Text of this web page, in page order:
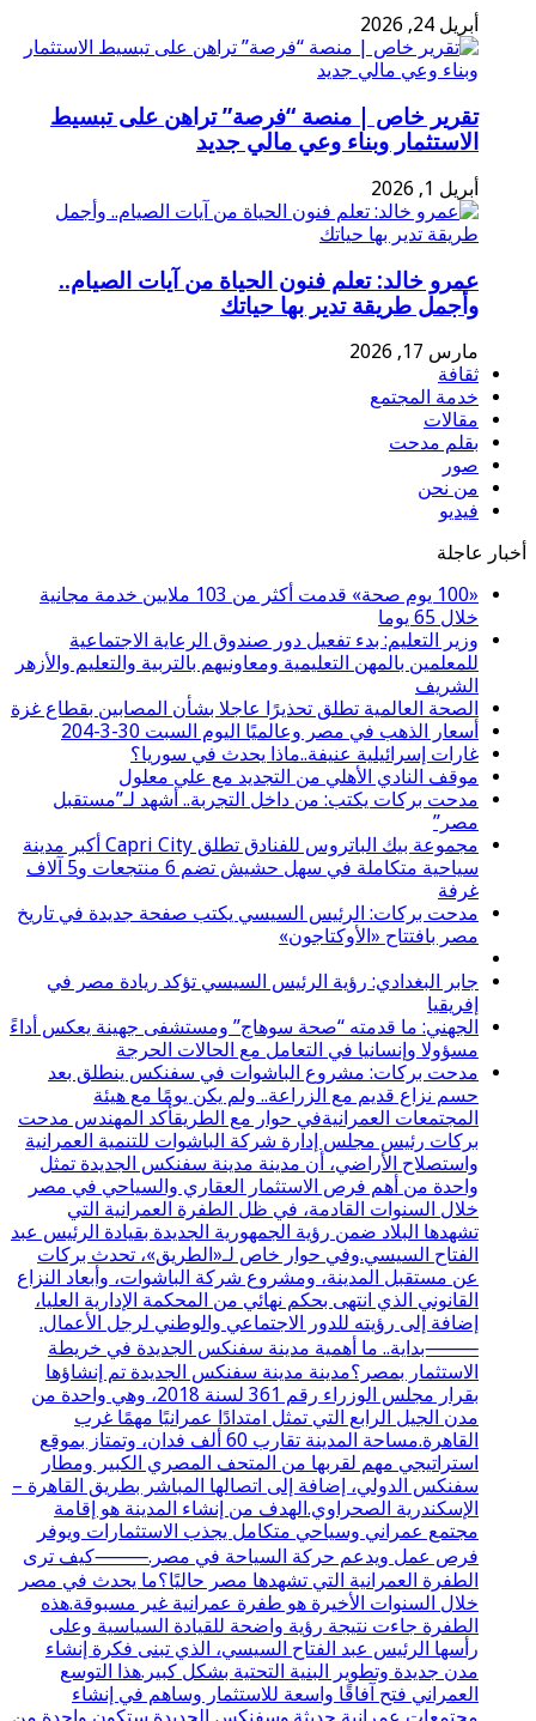
أبريل 24, 2026
تقرير خاص | منصة “فرصة” تراهن على تبسيط
الاستثمار وبناء وعي مالي جديد
أبريل 1, 2026
عمرو خالد: تعلم فنون الحياة من آيات الصيام..
وأجمل طريقة تدير بها حياتك
مارس 17, 2026
ثقافة
خدمة المجتمع
مقالات
بقلم مدحت
صور
من نحن
فيديو
أخبار عاجلة
«100 يوم صحة» قدمت أكثر من 103 ملايين خدمة مجانية
خلال 65 يوما
وزير التعليم: بدء تفعيل دور صندوق الرعاية الاجتماعية
للمعلمين بالمهن التعليمية ومعاونيهم بالتربية والتعليم والأزهر
الشريف
الصحة العالمية تطلق تحذيرًا عاجلا بشأن المصابين بقطاع غزة
أسعار الذهب في مصر وعالميًا اليوم السبت 30-3-204
غارات إسرائيلية عنيفة..ماذا يحدث في سوريا؟
موقف النادي الأهلي من التجديد مع علي معلول
مدحت بركات يكتب: من داخل التجربة.. أشهد لـ”مستقبل
مصر”
مجموعة بيك الباتروس للفنادق تطلق Capri City أكبر مدينة
سياحية متكاملة في سهل حشيش تضم 6 منتجعات و5 آلاف
غرفة
مدحت بركات: الرئيس السيسي يكتب صفحة جديدة في تاريخ
مصر بافتتاح «الأوكتاجون»
جابر البغدادي: رؤية الرئيس السيسي تؤكد ريادة مصر في
إفريقيا
الجهني: ما قدمته “صحة سوهاج” ومستشفى جهينة يعكس أداءً
مسؤولا وإنسانيا في التعامل مع الحالات الحرجة
مدحت بركات: مشروع الباشوات في سفنكس ينطلق بعد
حسم نزاع قديم مع الزراعة.. ولم يكن يومًا مع هيئة
المجتمعات العمرانيةفي حوار مع الطريقأكد المهندس مدحت
بركات رئيس مجلس إدارة شركة الباشوات للتنمية العمرانية
واستصلاح الأراضي، أن مدينة مدينة سفنكس الجديدة تمثل
واحدة من أهم فرص الاستثمار العقاري والسياحي في مصر
خلال السنوات القادمة، في ظل الطفرة العمرانية التي
تشهدها البلاد ضمن رؤية الجمهورية الجديدة بقيادة الرئيس عبد
الفتاح السيسي.وفي حوار خاص لـ«الطريق»، تحدث بركات
عن مستقبل المدينة، ومشروع شركة الباشوات، وأبعاد النزاع
القانوني الذي انتهى بحكم نهائي من المحكمة الإدارية العليا،
إضافة إلى رؤيته للدور الاجتماعي والوطني لرجل الأعمال.
⸻بداية.. ما أهمية مدينة سفنكس الجديدة في خريطة
الاستثمار بمصر؟مدينة مدينة سفنكس الجديدة تم إنشاؤها
بقرار مجلس الوزراء رقم 361 لسنة 2018، وهي واحدة من
مدن الجيل الرابع التي تمثل امتدادًا عمرانيًا مهمًا غرب
القاهرة.مساحة المدينة تقارب 60 ألف فدان، وتمتاز بموقع
استراتيجي مهم لقربها من المتحف المصري الكبير ومطار
سفنكس الدولي، إضافة إلى اتصالها المباشر بطريق القاهرة –
الإسكندرية الصحراوي.الهدف من إنشاء المدينة هو إقامة
مجتمع عمراني وسياحي متكامل يجذب الاستثمارات ويوفر
فرص عمل ويدعم حركة السياحة في مصر.⸻كيف ترى
الطفرة العمرانية التي تشهدها مصر حاليًا؟ما يحدث في مصر
خلال السنوات الأخيرة هو طفرة عمرانية غير مسبوقة.هذه
الطفرة جاءت نتيجة رؤية واضحة للقيادة السياسية وعلى
رأسها الرئيس عبد الفتاح السيسي، الذي تبنى فكرة إنشاء
مدن جديدة وتطوير البنية التحتية بشكل كبير.هذا التوسع
العمراني فتح آفاقًا واسعة للاستثمار وساهم في إنشاء